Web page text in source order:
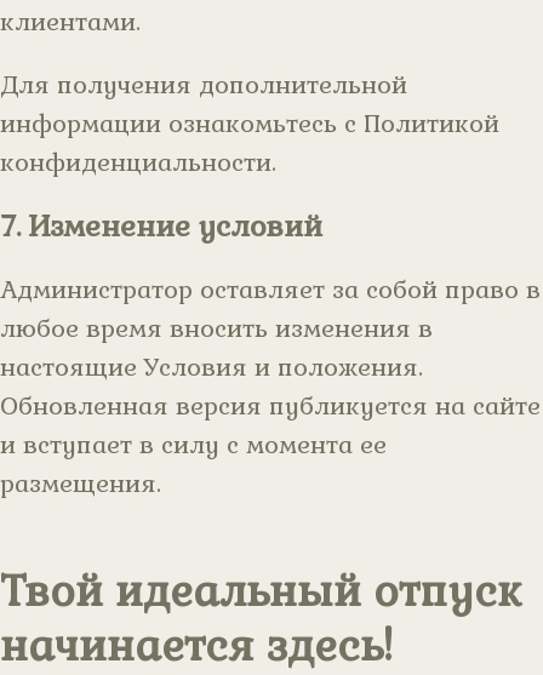
клиентами.
Для получения дополнительной
информации ознакомьтесь с Политикой
конфиденциальности.
7. Изменение условий
Администратор оставляет за собой право в
любое время вносить изменения в
настоящие Условия и положения.
Обновленная версия публикуется на сайте
и вступает в силу с момента ее
размещения.
Твой идеальный отпуск
начинается здесь!